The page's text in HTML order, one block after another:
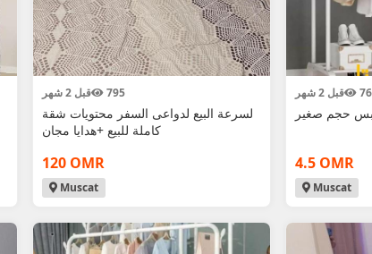
قبل 2 شهر 795
لسرعة البيع لدواعى السفر محتويات شقة
كاملة للبيع +هدايا مجان
120 OMR
Muscat
قبل 2 شهر
حجم صغير
4.5 OMR
Muscat